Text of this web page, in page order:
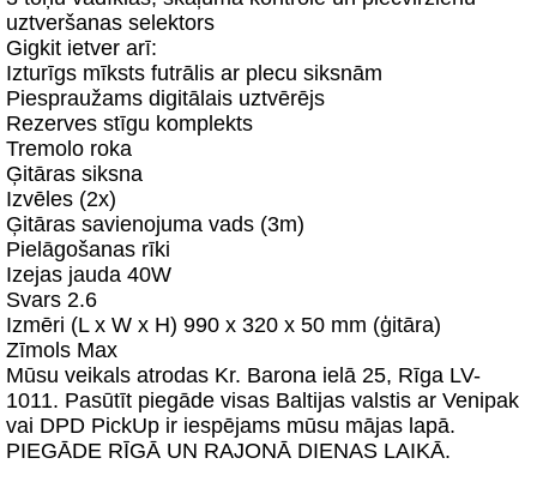
uztveršanas selektors
Gigkit ietver arī:
Izturīgs mīksts futrālis ar plecu siksnām
Piespraužams digitālais uztvērējs
Rezerves stīgu komplekts
Tremolo roka
Ģitāras siksna
Izvēles (2x)
Ģitāras savienojuma vads (3m)
Pielāgošanas rīki
Izejas jauda 40W
Svars 2.6
Izmēri (L x W x H) 990 x 320 x 50 mm (ģitāra)
Zīmols Max
Mūsu veikals atrodas Kr. Barona ielā 25, Rīga LV-
1011. Pasūtīt piegāde visas Baltijas valstis ar Venipak
vai DPD PickUp ir iespējams mūsu mājas lapā.
PIEGĀDE RĪGĀ UN RAJONĀ DIENAS LAIKĀ.